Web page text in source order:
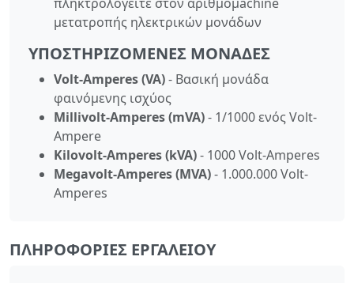
μετατροπής ηλεκτρικών μονάδων
ΥΠΟΣΤΗΡΙΖΌΜΕΝΕΣ ΜΟΝΆΔΕΣ
Volt-Amperes (VA)- Βασική μονάδα
φαινόμενης ισχύος
Millivolt-Amperes (mVA)- 1/1000 ενός Volt-
Ampere
Kilovolt-Amperes (kVA)- 1000 Volt-Amperes
Megavolt-Amperes (MVA)- 1.000.000 Volt-
Amperes
ΠΛΗΡΟΦΟΡΊΕΣ ΕΡΓΑΛΕΊΟΥ